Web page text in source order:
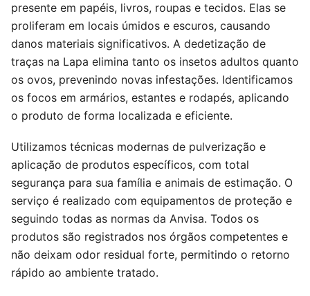
presente em papéis, livros, roupas e tecidos. Elas se
proliferam em locais úmidos e escuros, causando
danos materiais significativos. A dedetização de
traças na Lapa elimina tanto os insetos adultos quanto
os ovos, prevenindo novas infestações. Identificamos
os focos em armários, estantes e rodapés, aplicando
o produto de forma localizada e eficiente.
Utilizamos técnicas modernas de pulverização e
aplicação de produtos específicos, com total
segurança para sua família e animais de estimação. O
serviço é realizado com equipamentos de proteção e
seguindo todas as normas da Anvisa. Todos os
produtos são registrados nos órgãos competentes e
não deixam odor residual forte, permitindo o retorno
rápido ao ambiente tratado.